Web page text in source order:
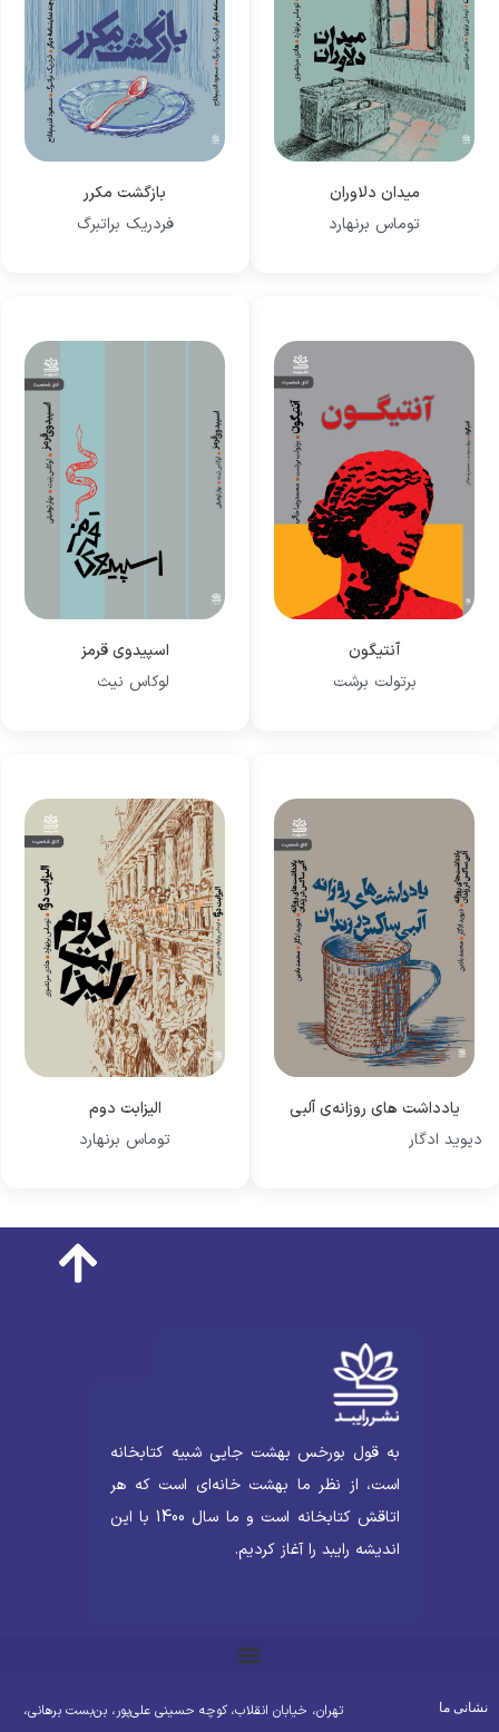
میدان دلاوران
توماس برنهارد
بازگشت مکرر
فردریک براتبرگ
آنتیگون
برتولت برشت
اسپیدوی قرمز
لوکاس نیث
یادداشت های روزانه‌ی آلبی
ساکس در زنداندیوید ادگار
الیزابت دوم
توماس برنهارد
به قول بورخس بهشت جایی شبیه کتابخانه
است، از نظر ما بهشت خانه‌ای است که هر
اتاقش کتابخانه است و ما سال 1400 با این
اندیشه رایبد را آغاز کردیم.
ما تهران، خیابان انقلاب، کوچه حسینی علی‌پور، بن‌بست برهانی،